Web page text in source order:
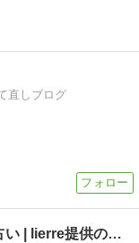
直しブログ
信じるから開ける！恋愛占い | lierre提供の無料占い